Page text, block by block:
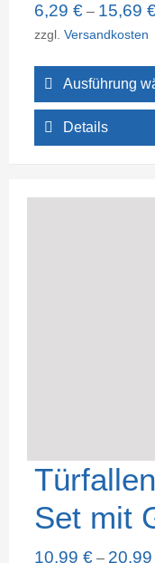
6,29 €– 15,69
zzgl. Versandkosten
Ausführung
Details
Set mit
10,99 €– 20,99